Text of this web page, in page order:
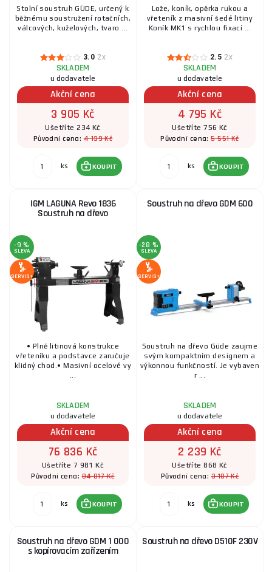
Stolní soustruh GÜDE, určený k
běžnému soustružení rotačních,
válcových, kuželových, tvaro ...
3.0 2x
SKLADEM
u dodavatele
Akční cena
3 905 Kč
Ušetříte 234 Kč
Původní cena:4 139 Kč
ks KOUPIT
Lože, koník, opěrka rukou a
vřeteník z masivní šedé litiny
Koník MK1 s rychlou fixací ...
2.5 2x
SKLADEM
u dodavatele
Akční cena
4 795 Kč
Ušetříte 756 Kč
Původní cena:5 551 Kč
ks KOUPIT
IGM LAGUNA Revo 1836
Soustruh na dřevo
-9 %
SLEVA
SERVIS+
• Plně litinová konstrukce
vřeteníku a podstavce zaručuje
klidný chod.• Masivní ocelové vy
...
SKLADEM
u dodavatele
Akční cena
76 836 Kč
Ušetříte 7 981 Kč
Původní cena:84 817 Kč
ks KOUPIT
Soustruh na dřevo GDM 600
-28 %
SLEVA
SERVIS+
Soustruh na dřevo Güde zaujme
svým kompaktním designem a
výkonnou funkčností. Je vybaven
r ...
SKLADEM
u dodavatele
Akční cena
2 239 Kč
Ušetříte 868 Kč
Původní cena:3 107 Kč
ks KOUPIT
Soustruh na dřevo GDM 1 000
s kopírovacím zařízením
Soustruh na dřevo D510F 230V